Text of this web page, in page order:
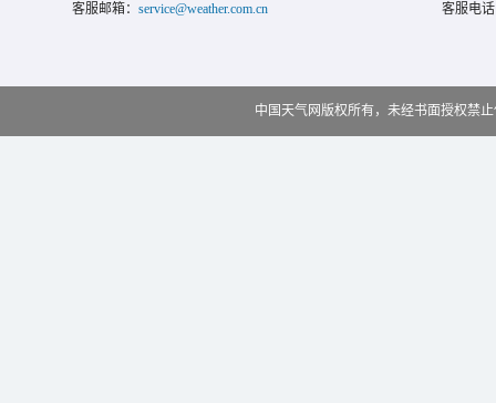
客服邮箱： service@weather.com.cn 客服电
中国天气网版权所有，未经书面授权